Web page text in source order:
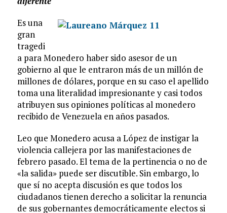
Es una
gran
tragedi
a para Monedero haber sido asesor de un
gobierno al que le entraron más de un millón de
millones de dólares, porque en su caso el apellido
toma una literalidad impresionante y casi todos
atribuyen sus opiniones políticas al monedero
recibido de Venezuela en años pasados.
Leo que Monedero acusa a López de instigar la
violencia callejera por las manifestaciones de
febrero pasado. El tema de la pertinencia o no de
«la salida» puede ser discutible. Sin embargo, lo
que sí no acepta discusión es que todos los
ciudadanos tienen derecho a solicitar la renuncia
de sus gobernantes democráticamente electos si